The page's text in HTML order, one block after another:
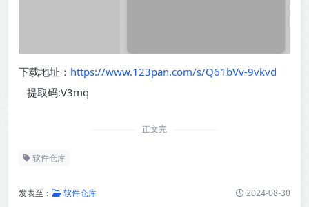
下载地址： https://www.123pan.com/s/Q61bVv-9vkvd
提取码:V3mq
正文完
软件仓库
发表至： 软件仓库 2024-08-30